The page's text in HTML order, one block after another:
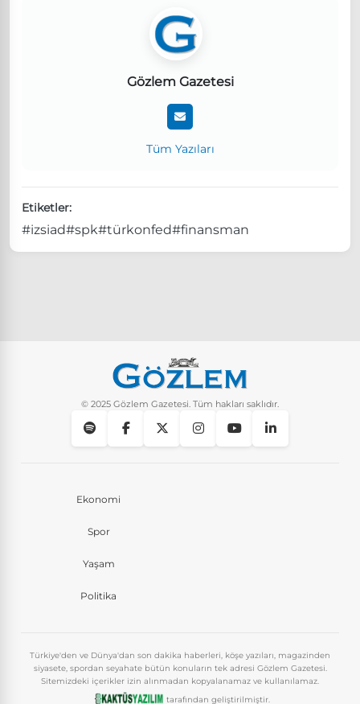
Gözlem Gazetesi
Tüm Yazıları
Etiketler:
#izsiad#spk#türkonfed#finansman
© 2025 Gözlem Gazetesi. Tüm hakları saklıdır.
Ekonomi
Spor
Yaşam
Politika
Türkiye'den ve Dünya'dan son dakika haberleri, köşe yazıları, magazinden
siyasete, spordan seyahate bütün konuların tek adresi Gözlem Gazetesi.
Sitemizdeki içerikler izin alınmadan kopyalanamaz ve kullanılamaz.
tarafından geliştirilmiştir.